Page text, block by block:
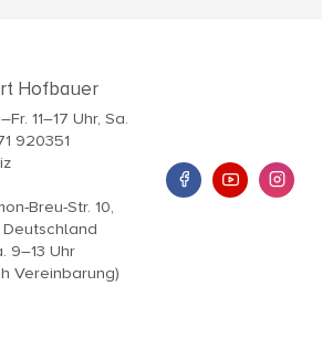
Hofbauer
11–17 Uhr, Sa.
920351
Breu-Str. 10,
Deutschland
9–13 Uhr
Vereinbarung)